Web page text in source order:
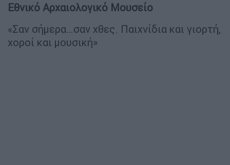
Εθνικό Αρχαιολογικό Μουσείο
«Σαν σήμερα…σαν χθες. Παιχνίδια και γιορτή,
χοροί και μουσική»